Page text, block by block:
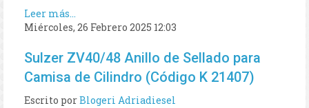
Leer más...
Miércoles, 26 Febrero 2025 12:03
Sulzer ZV40/48 Anillo de Sellado para
Camisa de Cilindro (Código K 21407)
Escrito porBlogeri Adriadiesel